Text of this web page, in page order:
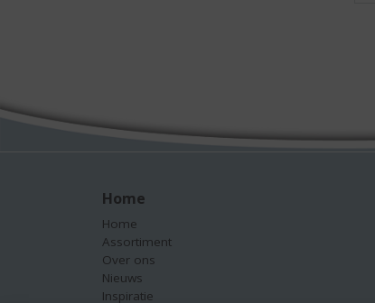
Home
Home
Assortiment
Over ons
Nieuws
Inspiratie